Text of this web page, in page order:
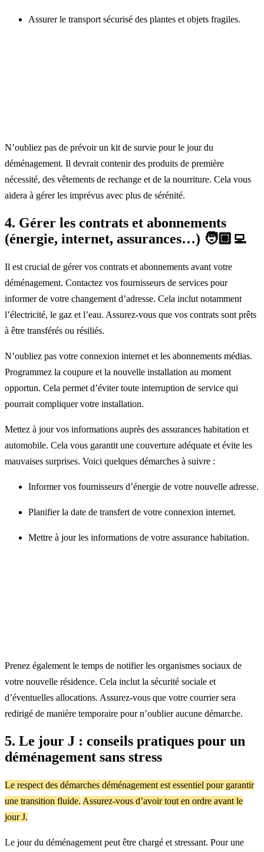
Assurer le transport sécurisé des plantes et objets fragiles.
N’oubliez pas de prévoir un kit de survie pour le jour du
déménagement. Il devrait contenir des produits de première
nécessité, des vêtements de rechange et de la nourriture. Cela vous
aidera à gérer les imprévus avec plus de sérénité.
4. Gérer les contrats et abonnements
(énergie, internet, assurances…) 🧑🏼‍💻
Il est crucial de gérer vos contrats et abonnements avant votre
déménagement. Contactez vos fournisseurs de services pour
informer de votre changement d’adresse. Cela inclut notamment
l’électricité, le gaz et l’eau. Assurez-vous que vos contrats sont prêts
à être transférés ou résiliés.
N’oubliez pas votre connexion internet et les abonnements médias.
Programmez la coupure et la nouvelle installation au moment
opportun. Cela permet d’éviter toute interruption de service qui
pourrait compliquer votre installation.
Mettez à jour vos informations auprès des assurances habitation et
automobile. Cela vous garantit une couverture adéquate et évite les
mauvaises surprises. Voici quelques démarches à suivre :
Informer vos fournisseurs d’énergie de votre nouvelle adresse.
Planifier la date de transfert de votre connexion internet.
Mettre à jour les informations de votre assurance habitation.
Prenez également le temps de notifier les organismes sociaux de
votre nouvelle résidence. Cela inclut la sécurité sociale et
d’éventuelles allocations. Assurez-vous que votre courrier sera
redirigé de manière temporaire pour n’oublier aucune démarche.
5. Le jour J : conseils pratiques pour un
déménagement sans stress
Le respect des démarches déménagement est essentiel pour garantir
une transition fluide. Assurez-vous d’avoir tout en ordre avant le
jour J.
Le jour du déménagement peut être chargé et stressant. Pour une